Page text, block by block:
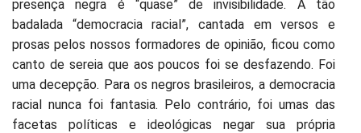
presença negra é “quase” de invisibilidade. A tão
badalada “democracia racial”, cantada em versos e
prosas pelos nossos formadores de opinião, ficou como
canto de sereia que aos poucos foi se desfazendo. Foi
uma decepção. Para os negros brasileiros, a democracia
racial nunca foi fantasia. Pelo contrário, foi umas das
facetas políticas e ideológicas negar sua própria